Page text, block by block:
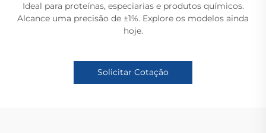
Ideal para proteínas, especiarias e produtos químicos.
Alcance uma precisão de ±1%. Explore os modelos ainda
hoje.
Solicitar Cotação